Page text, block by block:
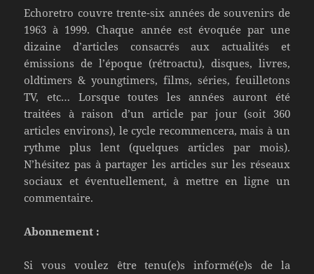
Echoretro couvre trente-six années de souvenirs de
1963 à 1999. Chaque année est évoquée par une
dizaine d’articles consacrés aux actualités et
émissions de l’époque (rétroactu), disques, livres,
oldtimers & youngtimers, films, séries, feuilletons
TV, etc… Lorsque toutes les années auront été
traitées à raison d’un article par jour (soit 360
articles environs), le cycle recommencera, mais à un
rythme plus lent (quelques articles par mois).
N’hésitez pas à partager les articles sur les réseaux
sociaux et éventuellement, à mettre en ligne un
commentaire.
Abonnement :
Si vous voulez être tenu(e)s informé(e)s de la